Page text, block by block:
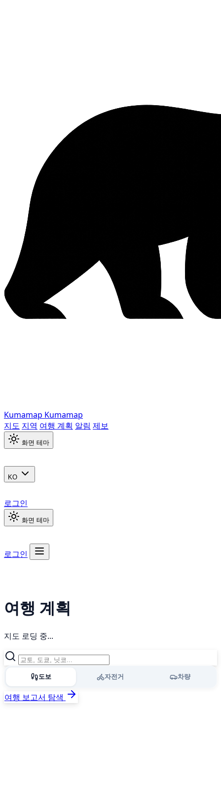
Kumamap Kumamap
지도 지역 여행 계획 알림 제보
화면 테마
KO
로그인
화면 테마
로그인
여행 계획
지도 로딩 중...
도보 자전거 차량
여행 보고서 탐색